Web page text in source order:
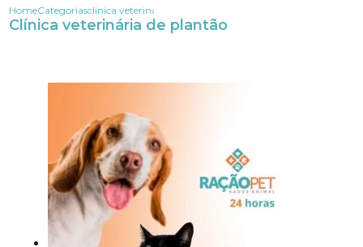
HomeCategoriasclinica veterinaria plantao
Clínica veterinária de plantão